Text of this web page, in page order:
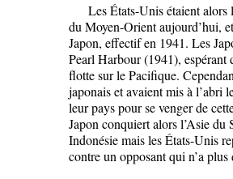
Les États-Unis étaient alors
du Moyen-Orient aujourd’hui,
Japon, effectif en 1941. Les
Pearl Harbour (1941), espérant
flotte sur le Pacifique.
japonais et avaient mis à l’abri
leur pays pour se venger de
Japon conquiert alors l’Asie du
Indonésie mais les États-Unis
contre un opposant qui n’a plus